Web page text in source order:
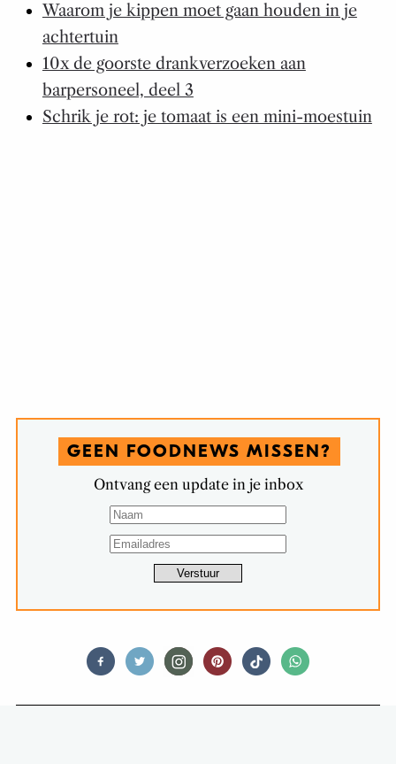
Waarom je kippen moet gaan houden in je
achtertuin
10x de goorste drankverzoeken aan
barpersoneel, deel 3
Schrik je rot: je tomaat is een mini-moestuin
GEEN FOODNEWS MISSEN?
Ontvang een update in je inbox